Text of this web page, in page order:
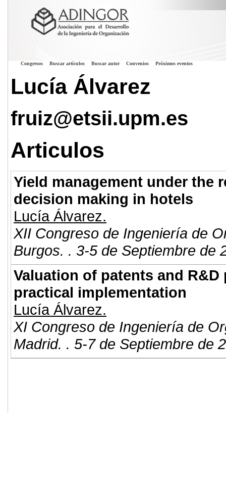
Congresos Buscar artículos Buscar autor Convenios Próximos eventos
Lucía Álvarez
fruiz@etsii.upm.es
Articulos
Yield management under the
decision making in hotels
Lucía Álvarez.
XII Congreso de Ingeniería de
Burgos. . 3-5 de Septiembre de
Valuation of patents and
practical implementation
Lucía Álvarez.
XI Congreso de Ingeniería de
Madrid. . 5-7 de Septiembre de